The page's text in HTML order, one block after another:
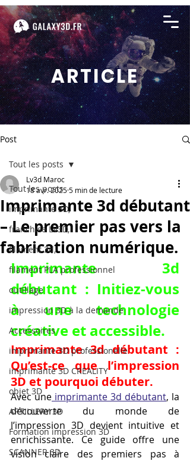
ARTICLE
Post
Tout les posts
imprimante 3D,
franchise LV3D,
filament 3d,
filament PLA professionnel
outillage
impression 3D à la demande
Accessoires
imprimante 3D professionelle
imprimante 3D CREALITY
objet 3D
ARTILLERY 3D
Formation impression 3D
SCANNER 3D
Tout les posts
Imprimante 3d débutant
– Le premier pas vers la
fabrication numérique.
Lv3d Maroc
18 avr. 20255 min de lecture
Imprimante 3d
débutant : Initiez-vous
à une technologie
créative et accessible.
Imprimante 3d débutant :
Qu’est-ce que l’impression
3D et pourquoi débuter.
Avec une imprimante 3d débutant, la
découverte du monde de
l’impression 3D devient intuitive et
enrichissante. Ce guide offre une
vision claire des premiers pas à